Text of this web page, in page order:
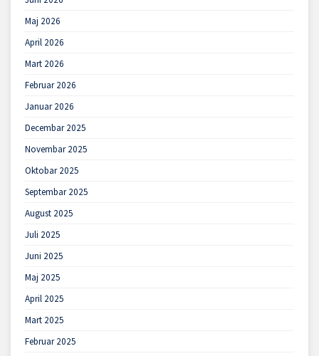
Maj 2026
April 2026
Mart 2026
Februar 2026
Januar 2026
Decembar 2025
Novembar 2025
Oktobar 2025
Septembar 2025
August 2025
Juli 2025
Juni 2025
Maj 2025
April 2025
Mart 2025
Februar 2025